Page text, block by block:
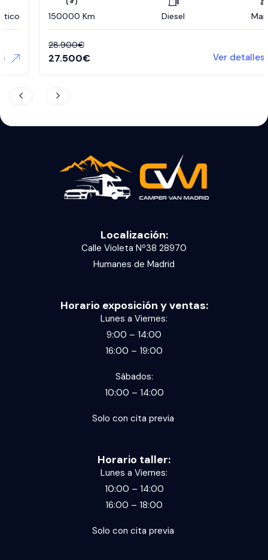
150000 Km
€
27.500€ Ver detalles
Localización:
Calle Violeta Nº38 28970
Humanes de Madrid
Horario exposición y ventas:
Lunes a Viernes:
9:00 – 14:00
16:00 – 19:00
Sábados:
10:00 – 14:00
Solo con cita previa
Horario taller:
Lunes a Viernes:
10:00 – 14:00
16:00 – 18:00
Solo con cita previa